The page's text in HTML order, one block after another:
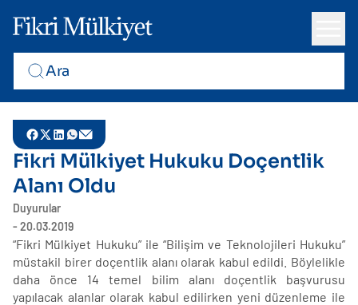
Fikri Mülkiyet Hukuku Doçentlik
Alanı Oldu
Duyurular
- 20.03.2019
“Fikri Mülkiyet Hukuku” ile “Bilişim ve Teknolojileri Hukuku”
müstakil birer doçentlik alanı olarak kabul edildi. Böylelikle
daha önce 14 temel bilim alanı doçentlik başvurusu
yapılacak alanlar olarak kabul edilirken yeni düzenleme ile